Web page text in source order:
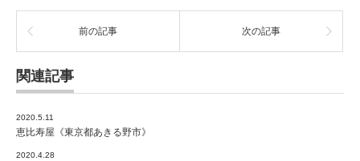
都
世
田
谷
は
前の記事 次の記事
関連記事
2020.5.11
恵比寿屋《東京都あきる野市》
2020.4.28